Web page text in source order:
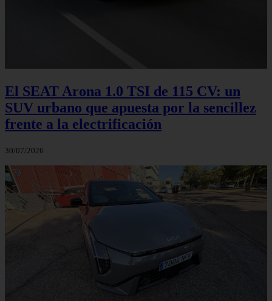
El SEAT Arona 1.0 TSI de 115 CV: un
SUV urbano que apuesta por la sencillez
frente a la electrificación
30/07/2026